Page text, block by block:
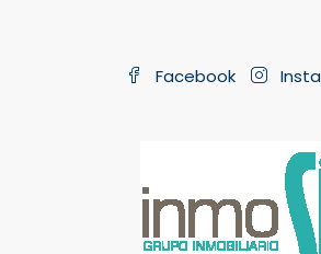
Facebook